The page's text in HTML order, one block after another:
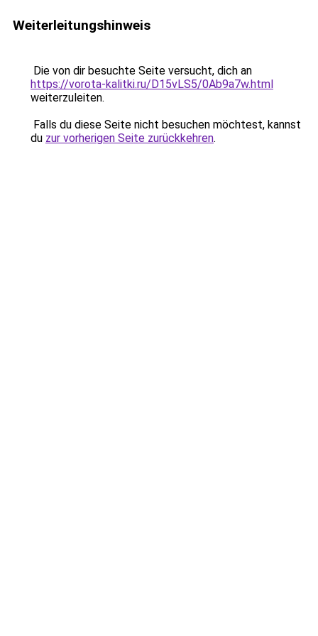
Weiterleitungshinweis
Die von dir besuchte Seite versucht, dich an
https://vorota-kalitki.ru/D15vLS5/0Ab9a7w.html
weiterzuleiten.
Falls du diese Seite nicht besuchen möchtest, kannst
du zur vorherigen Seite zurückkehren.